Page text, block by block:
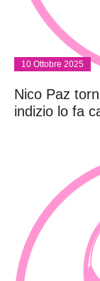
10 Ottobre 2025
Nico Paz
indizio lo fa